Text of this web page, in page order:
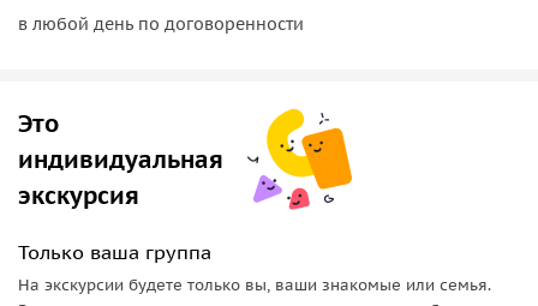
Музей военной истории, где посетителям
не рекомендуется посещение с детьми.
Рынок Бен Тхань — самый крупный и старый в
городе. Здесь можно купить фрукты, морепродукты,
одежду, обувь.
работает магазин, где продают готовые изделия.
в любой день по договоренности
Это
индивидуальная
экскурсия
Только ваша группа
На экскурсии будете только вы, ваши знакомые или семья.